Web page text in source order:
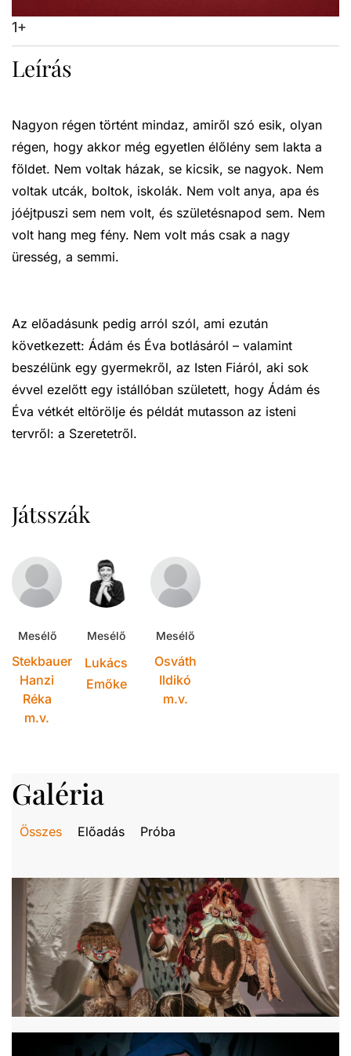
1+
Leírás
Nagyon régen történt mindaz, amiről szó esik, olyan
régen, hogy akkor még egyetlen élőlény sem lakta a
földet. Nem voltak házak, se kicsik, se nagyok. Nem
voltak utcák, boltok, iskolák. Nem volt anya, apa és
jóéjtpuszi sem nem volt, és születésnapod sem. Nem
volt hang meg fény. Nem volt más csak a nagy
üresség, a semmi.
Az előadásunk pedig arról szól, ami ezután
következett: Ádám és Éva botlásáról – valamint
beszélünk egy gyermekről, az Isten Fiáról, aki sok
évvel ezelőtt egy istállóban született, hogy Ádám és
Éva vétkét eltörölje és példát mutasson az isteni
tervről: a Szeretetről.
Játsszák
Mesélő
Stekbauer
Hanzi
Réka
m.v.
Mesélő
Lukács
Emőke
Mesélő
Osváth
Ildikó
m.v.
Galéria
Összes Előadás Próba